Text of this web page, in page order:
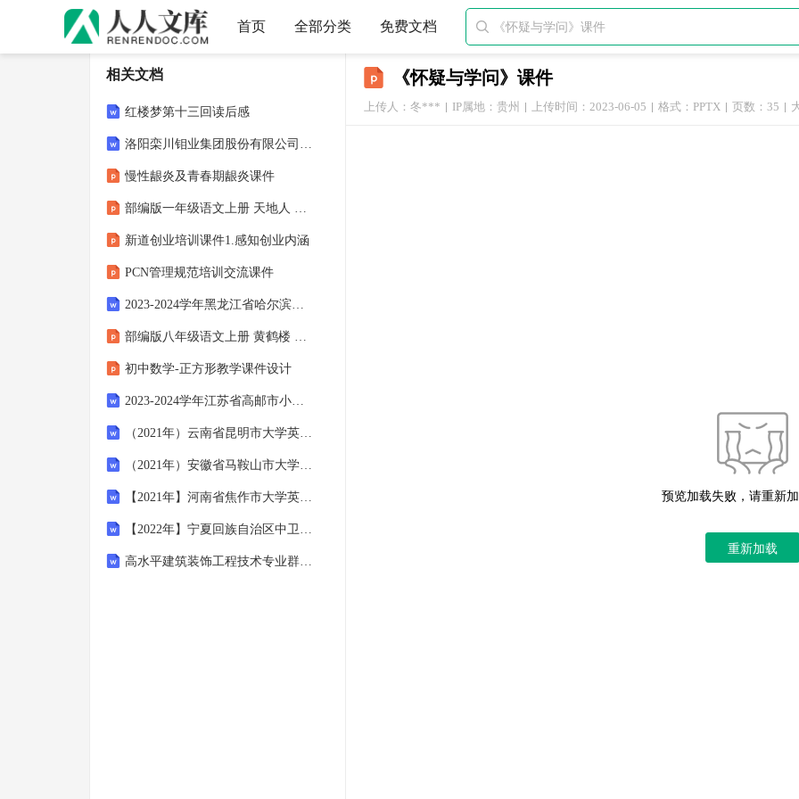
首页 全部分类 免费文档 
《怀疑与学问》课件
上传人：冬*** IP属地：贵州 上传时间：2023-06-05 格式：PPTX 页数：35
预览加载失败，请重新
重新加载
相关文档
红楼梦第十三回读后感
洛阳栾川钼业集团股份有限公司三道庄钼矿矿产资源开采与生态修复方案
慢性龈炎及青春期龈炎课件
部编版一年级语文上册 天地人 教育课件
新道创业培训课件1.感知创业内涵
PCN管理规范培训交流课件
2023-2024学年黑龙江省哈尔滨市小学语文三年级期末评估提分题附参考答案和详细解析
部编版八年级语文上册 黄鹤楼 唐诗五首
初中数学-正方形教学课件设计
2023-2024学年江苏省高邮市小学语文三年级期末点睛提升提分卷附参考答案和详细解析
（2021年）云南省昆明市大学英语6级大学英语六级测试卷(含答案)
（2021年）安徽省马鞍山市大学英语6级大学英语六级模拟考试(含答案)
【2021年】河南省焦作市大学英语6级大学英语六级测试卷(含答案)
【2022年】宁夏回族自治区中卫市大学英语6级大学英语六级预测试题(含答案)
高水平建筑装饰工程技术专业群群建设方案